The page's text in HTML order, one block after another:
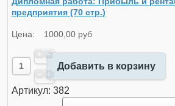
предприятия (70 стр.)
Цена: 1000,00 руб
Добавить в корзину
Артикул: 382